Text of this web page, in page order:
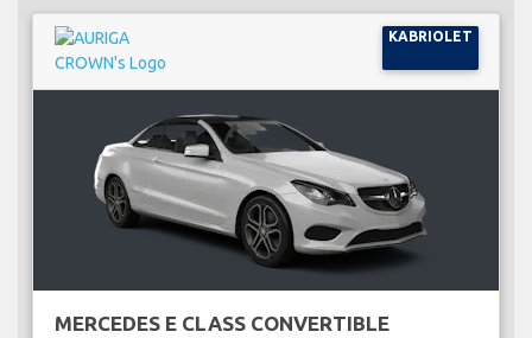
KABRIOLET
MERCEDES E CLASS CONVERTIBLE